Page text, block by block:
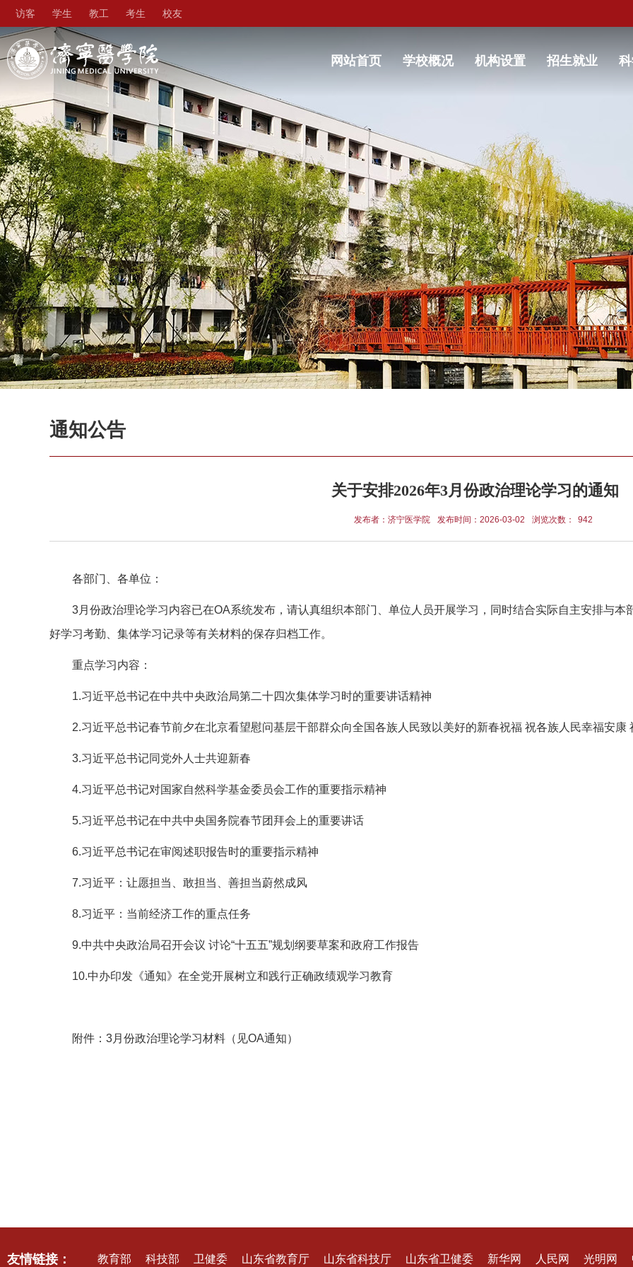
访客 学生 教工 考生 校友
网站首页 学校概况 机构设置 招生就业
通知公告
关于安排2026年3月份政治理论学习的通知
发布者：济宁医学院 发布时间：2026-03-02 浏览次数： 942
各部门、各单位：
3月份政治理论学习内容已在OA系统发布，请认真组织本部门、单位人员开展学习，同时结合实际自主安排与
好学习考勤、集体学习记录等有关材料的保存归档工作。
重点学习内容：
1.习近平总书记在中共中央政治局第二十四次集体学习时的重要讲话精神
2.习近平总书记春节前夕在北京看望慰问基层干部群众向全国各族人民致以美好的新春祝福 祝各族人民幸福安康
3.习近平总书记同党外人士共迎新春
4.习近平总书记对国家自然科学基金委员会工作的重要指示精神
5.习近平总书记在中共中央国务院春节团拜会上的重要讲话
6.习近平总书记在审阅述职报告时的重要指示精神
7.习近平：让愿担当、敢担当、善担当蔚然成风
8.习近平：当前经济工作的重点任务
9.中共中央政治局召开会议 讨论“十五五”规划纲要草案和政府工作报告
10.中办印发《通知》在全党开展树立和践行正确政绩观学习教育
附件：3月份政治理论学习材料（见OA通知）
友情链接： 教育部 科技部 卫健委 山东省教育厅 山东省科技厅 山东省卫健委 新华网 人民网 光明网